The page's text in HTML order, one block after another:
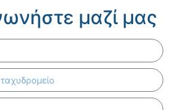
μαζί μας